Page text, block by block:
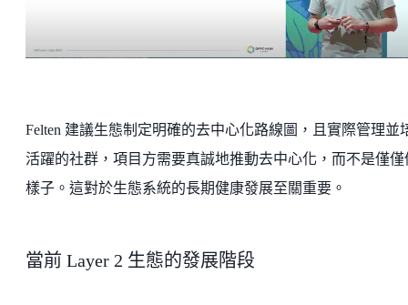
Felten 建議生態制定明確的去中心化路線圖，且實際管理並
活躍的社群，項目方需要真誠地推動去中心化，而不是僅僅
樣子。這對於生態系統的長期健康發展至關重要。
當前 Layer 2 生態的發展階段